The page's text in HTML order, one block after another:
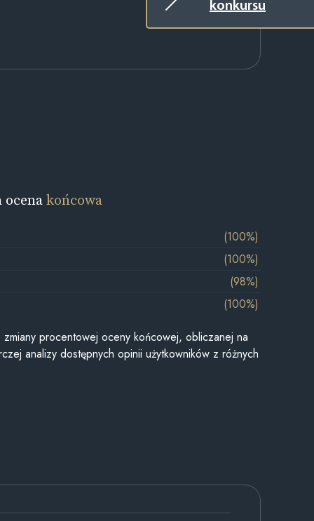
konkursu
ocenakońcowa
(100%)
(100%)
(98%)
(100%)
zmiany procentowej oceny końcowej, obliczanej na
analizy dostępnych opinii użytkowników z różnych